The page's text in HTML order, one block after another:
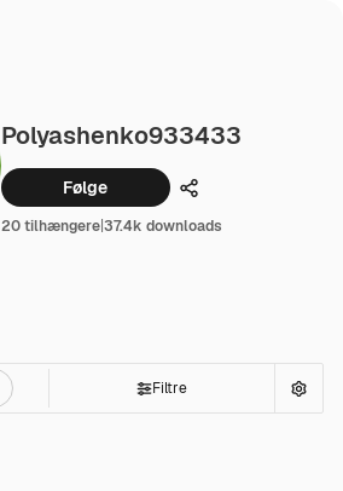
Polyashenko933433
Følge Dele
20 tilhængere|37.4k downloads
Filtre